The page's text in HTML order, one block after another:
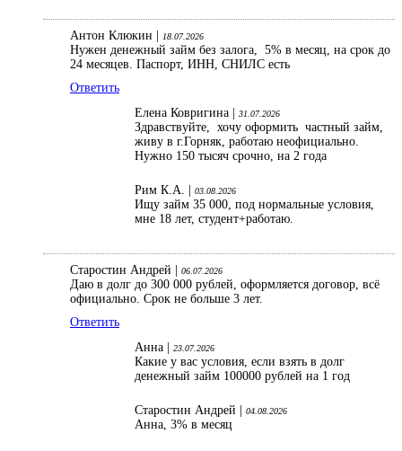
Антон Клюкин | 18.07.2026
Нужен денежный займ без залога, 5% в месяц, на срок до
24 месяцев. Паспорт, ИНН, СНИЛС есть
Ответить
Елена Ковригина |
31.07.2026
Здравствуйте, хочу оформить частный займ,
живу в г.Горняк, работаю неофициально.
Нужно 150 тысяч срочно, на 2 года
Рим К.А. | 03.08.2026
Ищу займ 35 000, под нормальные условия,
мне 18 лет, студент+работаю.
Старостин Андрей | 06.07.2026
Даю в долг до 300 000 рублей, оформляется договор, всё
официально. Срок не больше 3 лет.
Ответить
Анна |
23.07.2026
Какие у вас условия, если взять в долг
денежный займ 100000 рублей на 1 год
Старостин Андрей | 04.08.2026
Анна, 3% в месяц